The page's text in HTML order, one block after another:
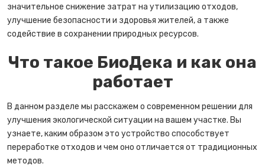
значительное снижение затрат на утилизацию отходов,
улучшение безопасности и здоровья жителей, а также
содействие в сохранении природных ресурсов.
Что такое БиоДека и как она
работает
В данном разделе мы расскажем о современном решении для
улучшения экологической ситуации на вашем участке. Вы
узнаете, каким образом это устройство способствует
переработке отходов и чем оно отличается от традиционных
методов.